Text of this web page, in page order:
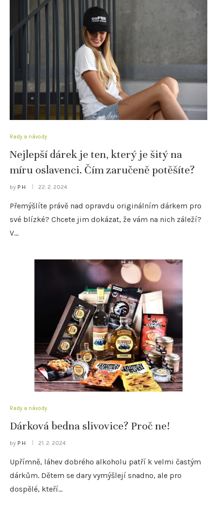
Rady a návody
Nejlepší dárek je ten, který je šitý na
míru oslavenci. Čím zaručeně potěšíte?
by P H 22. 2. 2024
Přemýšlíte právě nad opravdu originálním dárkem pro
své blízké? Chcete jim dokázat, že vám na nich záleží?
V…
Rady a návody
Dárková bedna slivovice? Proč ne!
by P H 21. 2. 2024
Upřímně, láhev dobrého alkoholu patří k velmi častým
dárkům. Dětem se dary vymýšlejí snadno, ale pro
dospělé, kteří…